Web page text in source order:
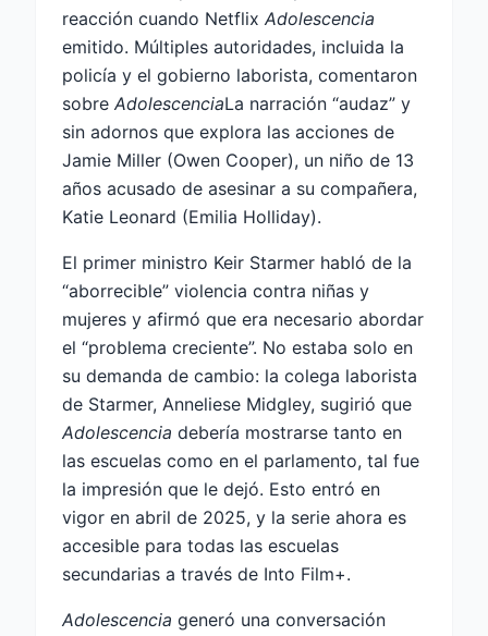
reacción cuando Netflix Adolescencia
emitido. Múltiples autoridades, incluida la
policía y el gobierno laborista, comentaron
sobre AdolescenciaLa narración “audaz” y
sin adornos que explora las acciones de
Jamie Miller (Owen Cooper), un niño de 13
años acusado de asesinar a su compañera,
Katie Leonard (Emilia Holliday).
El primer ministro Keir Starmer habló de la
“aborrecible” violencia contra niñas y
mujeres y afirmó que era necesario abordar
el “problema creciente”. No estaba solo en
su demanda de cambio: la colega laborista
de Starmer, Anneliese Midgley, sugirió que
Adolescencia debería mostrarse tanto en
las escuelas como en el parlamento, tal fue
la impresión que le dejó. Esto entró en
vigor en abril de 2025, y la serie ahora es
accesible para todas las escuelas
secundarias a través de Into Film+.
Adolescencia generó una conversación